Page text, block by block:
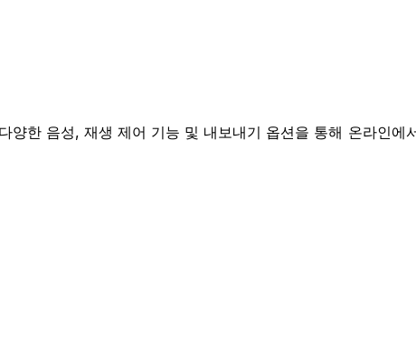
한 음성, 재생 제어 기능 및 내보내기 옵션을 통해 온라인